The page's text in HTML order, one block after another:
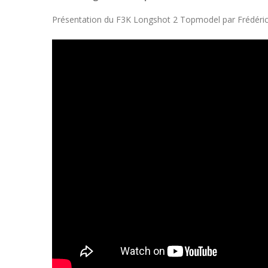
Présentation du F3K Longshot 2 Topmodel par